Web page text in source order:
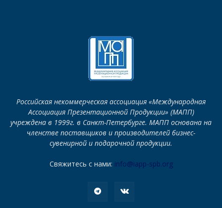
Российская некоммерческая ассоциация «Международная
Ассоциация Презентационной Продукции» (МАПП)
учреждена в 1999г. в Санкт-Петербурге. МАПП основана на
членстве поставщиков и производителей бизнес-
сувенирной и подарочной продукции.
Свяжитесь с нами: info@iapp-spb.org